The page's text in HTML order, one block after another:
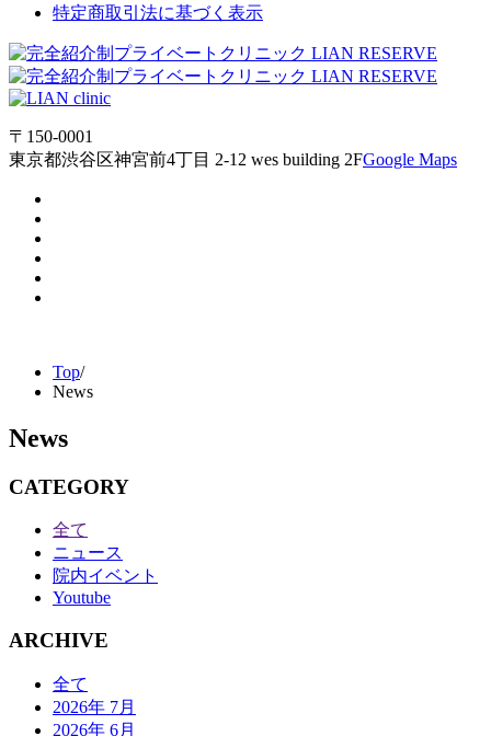
特定商取引法に基づく表示
〒150-0001
東京都渋谷区神宮前4丁目 2-12 wes building 2FGoogle Maps
Top/
News
News
CATEGORY
全て
ニュース
院内イベント
Youtube
ARCHIVE
全て
2026年 7月
2026年 6月